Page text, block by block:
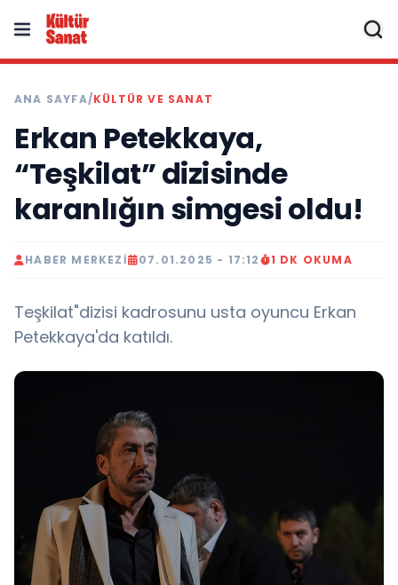
ANA SAYFA/KÜLTÜR VE SANAT
Erkan Petekkaya,
“Teşkilat” dizisinde
karanlığın simgesi oldu!
HABER MERKEZI 07.01.2025 - 17:12 1 DK OKUMA
Teşkilat"dizisi kadrosunu usta oyuncu Erkan
Petekkaya'da katıldı.